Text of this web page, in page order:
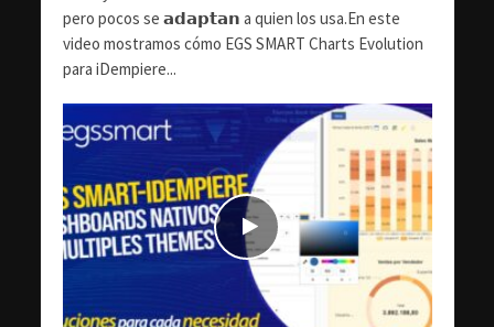
pero pocos se 𝗮𝗱𝗮𝗽𝘁𝗮𝗻 a quien los usa.En este
video mostramos cómo EGS SMART Charts Evolution
para iDempiere...